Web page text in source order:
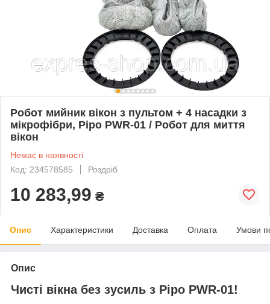
Робот мийник вікон з пультом + 4 насадки з
мікрофібри, Pipo PWR-01 / Робот для миття
вікон
Немає в наявності
Код: 234578585
Роздріб
10 283,99 ₴
Опис Характеристики Доставка Оплата Умови
Опис
Чисті вікна без зусиль з Pipo PWR-01!